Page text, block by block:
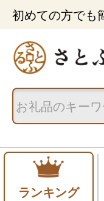
初めての方でも
ランキング